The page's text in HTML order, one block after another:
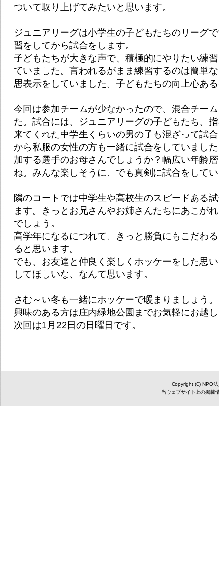
ついて取り上げてみたいと思います。
ジュニアリーグは小学生の子どもたちのリーグ
習をしてから試合をします。
子どもたちが大きな声で、積極的にやりたい練
ていました。言われるがまま練習するのは簡単
思表示をしていました。子どもたちの向上心あ
今回は参加チームが少なかったので、混合チー
た。試合には、ジュニアリーグの子どもたち、
来てくれた中学生くらいの男の子も混ざって試
から私服の女性の方も一緒に試合をしていまし
加する選手のお母さんでしょうか？幅広い年齢
ね。みんな楽しそうに、でも真剣に試合をして
隣のコートでは中学生や高校生のスピードある
ます。きっとお兄さんやお姉さんたちにあこが
でしょう。
高学年になるにつれて、きっと勝負にもこだわ
ると思います。
でも、お友達と仲良く楽しくホッケーをした思
してほしいな、なんて思います。
さむ～い冬も一緒にホッケーで暖まりましょう。
興味のある方は庄内緑地公園までお気軽にお越
次回は1月22日の日曜日です。
Copyright (C) NPO
当ウェブサイト上の掲載